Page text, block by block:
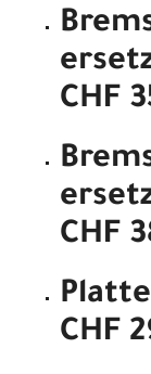
CHF
CHF
CHF